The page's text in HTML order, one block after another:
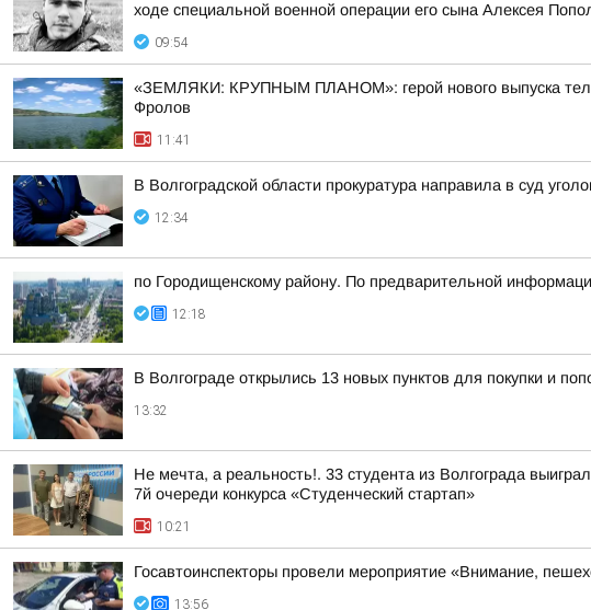
ходе специальной военной операции его сына Алексея
09:54
«ЗЕМЛЯКИ: КРУПНЫМ ПЛАНОМ»: герой нового выпуска
Фролов
11:41
В Волгоградской области прокуратура направила в суд
12:34
по Городищенскому району. По предварительной
12:18
В Волгограде открылись 13 новых пунктов для покупки и
13:32
Не мечта, а реальность!. 33 студента из Волгограда
7й очереди конкурса «Студенческий стартап»
10:21
Госавтоинспекторы провели мероприятие «Внимание,
13:56